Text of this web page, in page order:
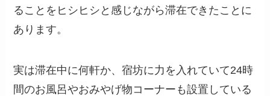
ることをヒシヒシと感じながら滞在できたことに
あります。
実は滞在中に何軒か、宿坊に力を入れていて24時
間のお風呂やおみやげ物コーナーも設置している